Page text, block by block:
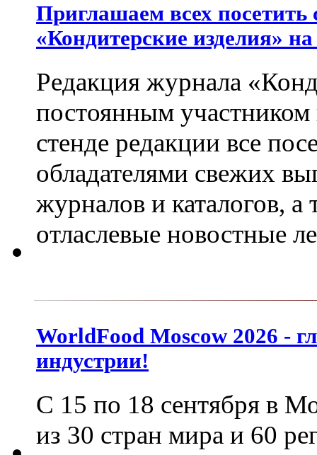
Приглашаем всех
«Кондитерские изделия»
Редакция журнала
постоянным
стенде редакции все
обладателями свежих
журналов и каталогов,
отласлевые новостные
WorldFood Moscow 2026 -
индустрии!
С 15 по 18 сентября в
из 30 стран мира и 60